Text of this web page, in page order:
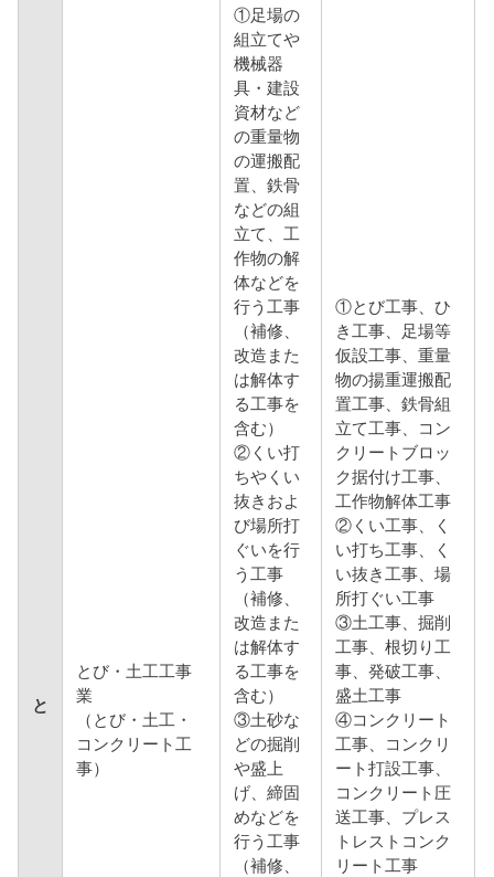
と
とび・土工工事
業
（とび・土工・
コンクリート工
事）
①足場の
組立てや
機械器
具・建設
資材など
の重量物
の運搬配
置、鉄骨
などの組
立て、工
作物の解
体などを
行う工事
（補修、
改造また
は解体す
る工事を
含む）
②くい打
ちやくい
抜きおよ
び場所打
ぐいを行
う工事
（補修、
改造また
は解体す
る工事を
含む）
③土砂な
どの掘削
や盛上
げ、締固
めなどを
行う工事
（補修、
①とび工事、ひ
き工事、足場等
仮設工事、重量
物の揚重運搬配
置工事、鉄骨組
立て工事、コン
クリートブロッ
ク据付け工事、
工作物解体工事
②くい工事、く
い打ち工事、く
い抜き工事、場
所打ぐい工事
③土工事、掘削
工事、根切り工
事、発破工事、
盛土工事
④コンクリート
工事、コンクリ
ート打設工事、
コンクリート圧
送工事、プレス
トレストコンク
リート工事